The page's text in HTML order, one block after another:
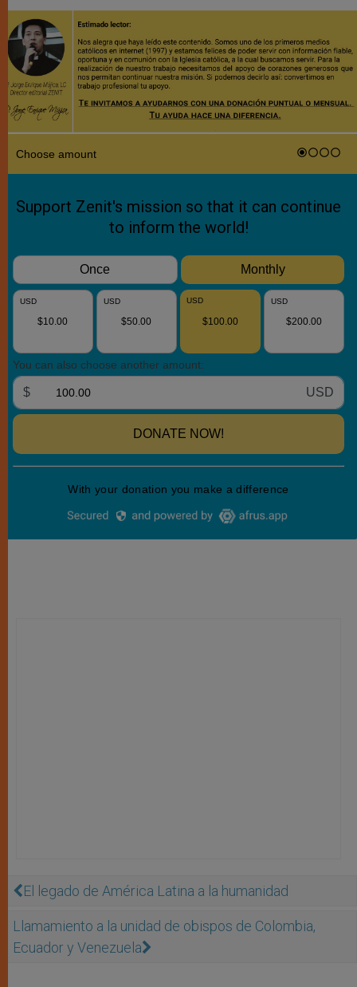
El legado de América Latina a la humanidad
Llamamiento a la unidad de obispos de Colombia,
Ecuador y Venezuela